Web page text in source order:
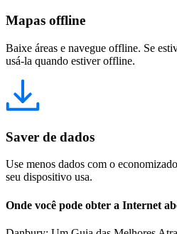
Mapas offline
Baixe áreas e navegue offline. Se
usá-la quando estiver offline.
Saver de dados
Use menos dados com o
seu dispositivo usa.
Onde você pode obter a Internet